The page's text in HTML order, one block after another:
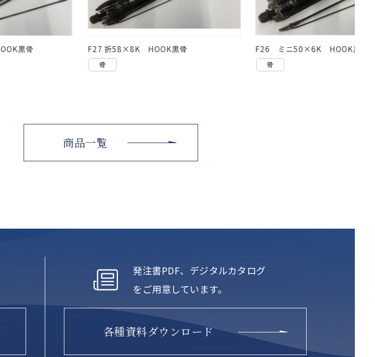
F27 折58×8K HOOK黒骨 F26 ミニ50×6K HOOK黒骨
商品一覧
発注書PDF、デジタルカタログ
をご用意しています。
各種資料ダウンロード